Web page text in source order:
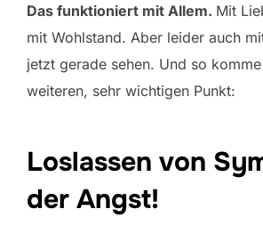
Das funktioniert mit Allem. Mit
mit Wohlstand. Aber leider auch
jetzt gerade sehen. Und so
weiteren, sehr wichtigen Punkt:
Loslassen von
der Angst!